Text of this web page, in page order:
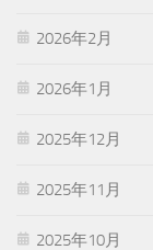
2026年2月
2026年1月
2025年12月
2025年11月
2025年10月